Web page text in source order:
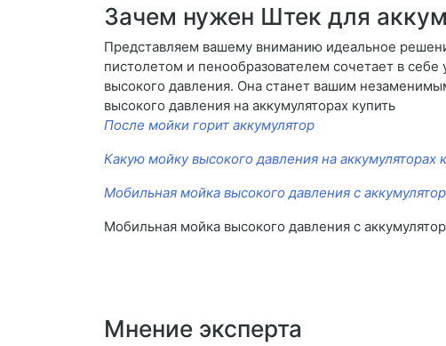
Зачем нужен Штек для
Представляем вашему вниманию идеальное
пистолетом и пенообразователем сочетает в
высокого давления. Она станет вашим
высокого давления на аккумуляторах купить
После мойки горит аккумулятор
Какую мойку высокого давления на аккумуляторах
Мобильная мойка высокого давления с
Мобильная мойка высокого давления с
Мнение эксперта